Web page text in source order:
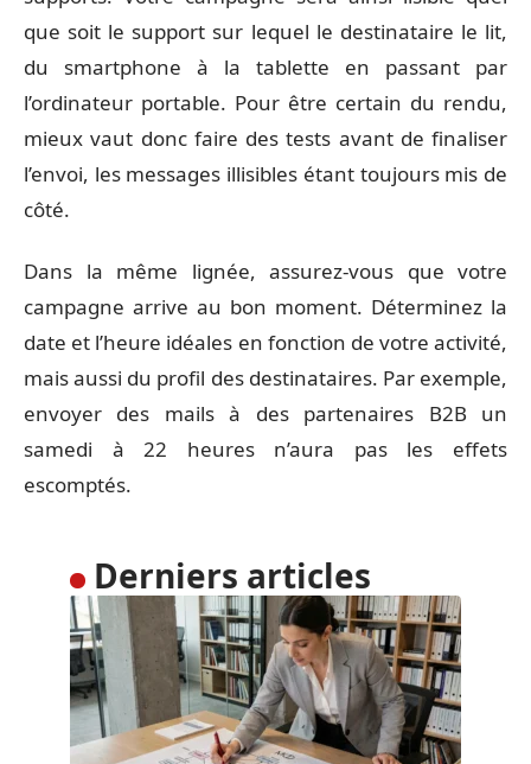
que soit le support sur lequel le destinataire le lit,
du smartphone à la tablette en passant par
l’ordinateur portable. Pour être certain du rendu,
mieux vaut donc faire des tests avant de finaliser
l’envoi, les messages illisibles étant toujours mis de
côté.
Dans la même lignée, assurez-vous que votre
campagne arrive au bon moment. Déterminez la
date et l’heure idéales en fonction de votre activité,
mais aussi du profil des destinataires. Par exemple,
envoyer des mails à des partenaires B2B un
samedi à 22 heures n’aura pas les effets
escomptés.
Derniers articles